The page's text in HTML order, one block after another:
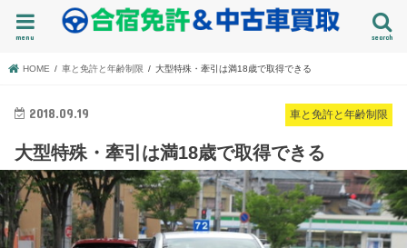
search
menu
HOME 車と免許と年齢制限 大型特殊・牽引は満18歳で取得できる
車と免許と年齢制限
2018.09.19
大型特殊・牽引は満18歳で取得できる